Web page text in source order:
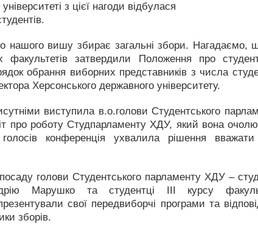
з цієї нагоди відбулася
нашого вишу збирає загальні збори. Нагадаємо,
затвердили Положення про
обрання виборних представників з числа
Херсонського державного університету.
виступила в.о.голови Студентського
про роботу Студпарламенту ХДУ, який вона
конференція ухвалила рішення вважати
голови Студентського парламенту ХДУ –
Марушко та студентці ІІІ курсу
свої передвиборчі програми та
зборів.